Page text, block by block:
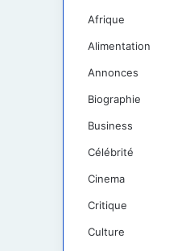
Afrique
Alimentation
Annonces
Biographie
Business
Célébrité
Cinema
Critique
Culture